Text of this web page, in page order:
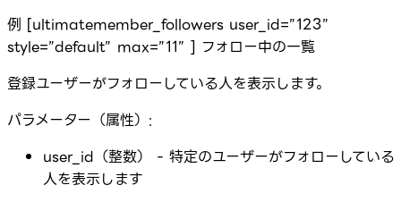
例 [ultimatemember_followers user_id=”123”
style=”default” max=”11” ] フォロー中の一覧
登録ユーザーがフォローしている人を表示します。
パラメーター（属性）:
user_id（整数） - 特定のユーザーがフォローしている
人を表示します